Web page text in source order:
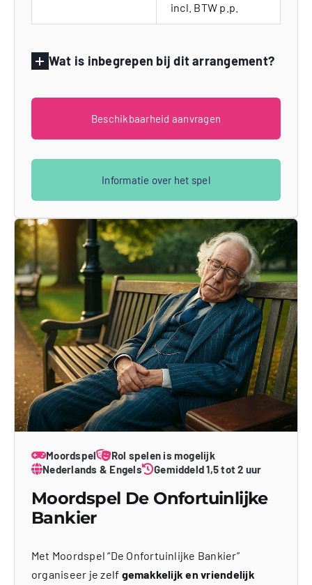
incl. BTW p.p.
Wat is inbegrepen bij dit arrangement?
Beschikbaarheid aanvragen
Informatie over het spel
Moordspel
Rol spelen is mogelijk
Nederlands & Engels
Gemiddeld 1,5 tot 2 uur
Moordspel De Onfortuinlijke
Bankier
Met Moordspel “De Onfortuinlijke Bankier”
organiseer je zelf gemakkelijk en vriendelijk